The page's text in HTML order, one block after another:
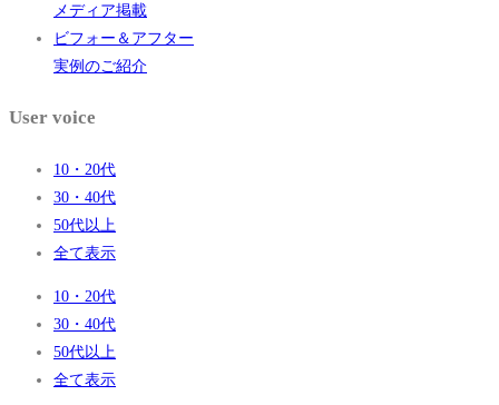
メディア掲載
ビフォー＆アフター
実例のご紹介
User voice
10・20代
30・40代
50代以上
全て表示
10・20代
30・40代
50代以上
全て表示